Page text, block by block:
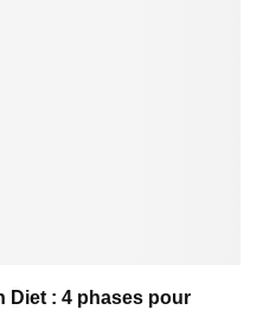
Diet : 4 phases pour